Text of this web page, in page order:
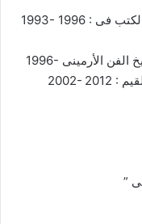
1993- 1996 : وزارة الثقافة فى أرمينيا ، خبير فى الفن والكتب فى
2002- 2012 : وزارة الثقافة فى أرمينيا ، خبير فى مركز القيم